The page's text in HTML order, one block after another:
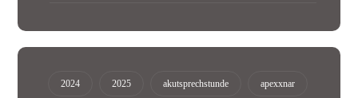
2024 2025 akutsprechstunde apexxnar